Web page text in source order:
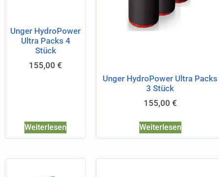
Unger HydroPower
Ultra Packs 4
Stück
155,00 €
Weiterlesen
Unger HydroPower Ultra Packs
3 Stück
155,00 €
Weiterlesen